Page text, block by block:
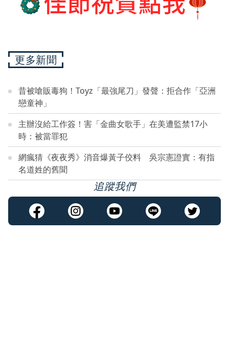
更多新聞
昔被嗆販毒狗！Toyz「最強尾刀」發聲：拒合作「亞洲
戀童神」
主辦沒給工作簽！害「金曲女歌手」在美遭監禁17小
時：被當罪犯
網瘋猜《夜夜秀》消音爆黃子佼料 吳宗憲證實：有指
名道姓的舊聞
追蹤我們